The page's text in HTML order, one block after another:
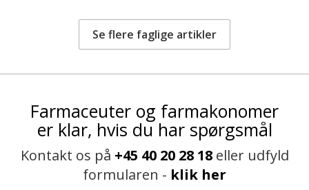
Se flere faglige artikler
Farmaceuter og farmakonomer
er klar, hvis du har spørgsmål
Kontakt os på +45 40 20 28 18eller udfyld
formularen - klik her